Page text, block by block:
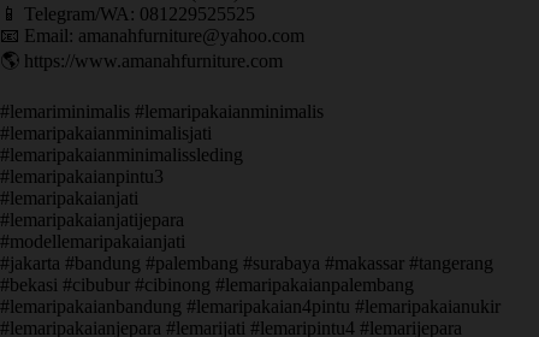
📱 Telegram/WA: 081229525525
📧 Email: amanahfurniture@yahoo.com
🌎 https://www.amanahfurniture.com
#lemariminimalis #lemaripakaianminimalis
#lemaripakaianminimalisjati
#lemaripakaianminimalissleding
#lemaripakaianpintu3
#lemaripakaianjati
#lemaripakaianjatijepara
#modellemaripakaianjati
#jakarta #bandung #palembang #surabaya #makassar #tangerang
#bekasi #cibubur #cibinong #lemaripakaianpalembang
#lemaripakaianbandung #lemaripakaian4pintu #lemaripakaianukir
#lemaripakaianjepara #lemarijati #lemaripintu4 #lemarijepara